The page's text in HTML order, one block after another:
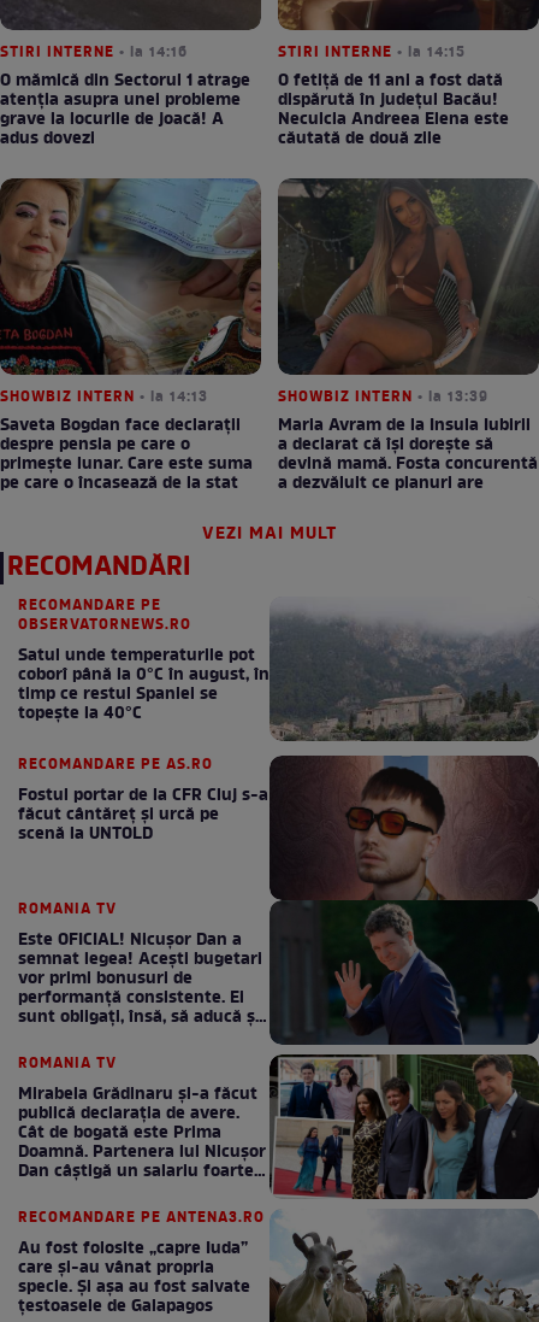
STIRI INTERNE • la 14:16
O mămică din Sectorul 1 atrage
atenția asupra unei probleme
grave la locurile de joacă! A
adus dovezi
STIRI INTERNE • la 14:15
O fetiță de 11 ani a fost dată
dispărută în județul Bacău!
Neculcia Andreea Elena este
căutată de două zile
SHOWBIZ INTERN • la 14:13
Saveta Bogdan face declarații
despre pensia pe care o
primește lunar. Care este suma
pe care o încasează de la stat
SHOWBIZ INTERN • la 13:39
Maria Avram de la Insula Iubirii
a declarat că își dorește să
devină mamă. Fosta concurentă
a dezvăluit ce planuri are
VEZI MAI MULT
RECOMANDĂRI
RECOMANDARE PE
OBSERVATORNEWS.RO
Satul unde temperaturile pot
coborî până la 0°C în august, în
timp ce restul Spaniei se
topește la 40°C
RECOMANDARE PE AS.RO
Fostul portar de la CFR Cluj s-a
făcut cântăreţ şi urcă pe
scenă la UNTOLD
ROMANIA TV
Este OFICIAL! Nicușor Dan a
semnat legea! Acești bugetari
vor primi bonusuri de
performanță consistente. Ei
sunt obligați, însă, să aducă și
ROMANIA TV
Mirabela Grădinaru și-a făcut
publică declarația de avere.
Cât de bogată este Prima
Doamnă. Partenera lui Nicușor
Dan câștigă un salariu foarte
RECOMANDARE PE ANTENA3.RO
Au fost folosite „capre Iuda”
care și-au vânat propria
specie. Și așa au fost salvate
țestoasele de Galapagos